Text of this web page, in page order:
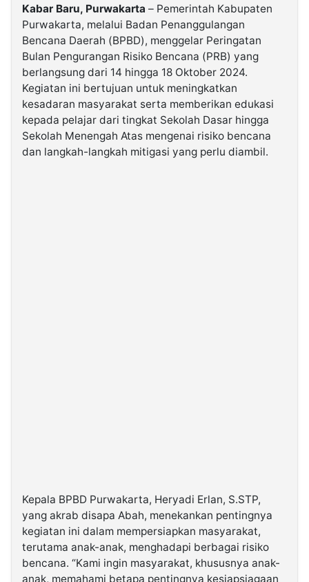
Kabarbaru.co
2026
Kabarbaru
Media
Holding
Kabar Baru, Purwakarta – Pemerintah Kabupaten
Purwakarta, melalui Badan Penanggulangan
Bencana Daerah (BPBD), menggelar Peringatan
Bulan Pengurangan Risiko Bencana (PRB) yang
berlangsung dari 14 hingga 18 Oktober 2024.
Kegiatan ini bertujuan untuk meningkatkan
kesadaran masyarakat serta memberikan edukasi
kepada pelajar dari tingkat Sekolah Dasar hingga
Sekolah Menengah Atas mengenai risiko bencana
dan langkah-langkah mitigasi yang perlu diambil.
Kepala BPBD Purwakarta, Heryadi Erlan, S.STP,
yang akrab disapa Abah, menekankan pentingnya
kegiatan ini dalam mempersiapkan masyarakat,
terutama anak-anak, menghadapi berbagai risiko
bencana. “Kami ingin masyarakat, khususnya anak-
anak, memahami betapa pentingnya kesiapsiagaan